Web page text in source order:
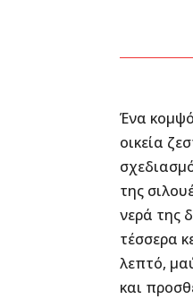
Ένα
οικεία
της
νερά της
τέσσερα
λεπτό,
και